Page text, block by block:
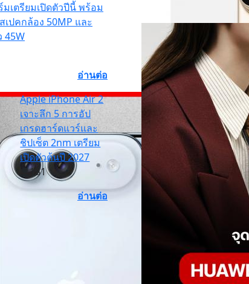
มเตรียมเปิดตัวปีนี้ พร้อม
เปคกล้อง 50MP และ
45W
อ่านต่อ
Apple iPhone Air 2
เจาะลึก 5 การอัป
เกรดฮาร์ดแวร์และ
ชิปเซ็ต 2nm เตรียม
เปิดตัวต้นปี 2027
151
อ่านต่อ